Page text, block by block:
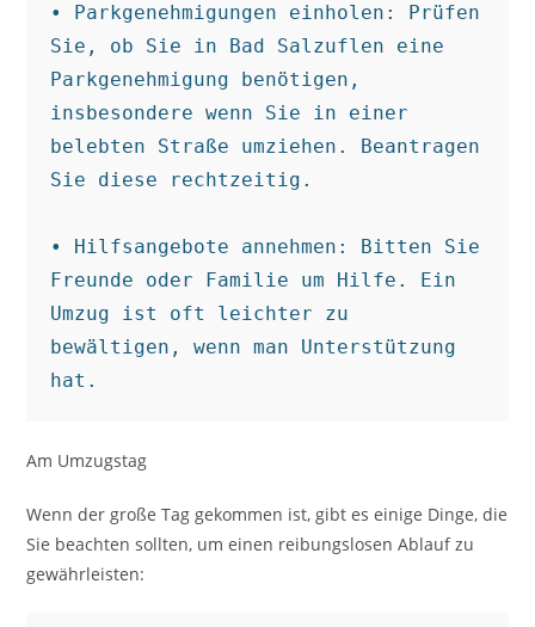
• Parkgenehmigungen einholen: Prüfen
Sie, ob Sie in Bad Salzuflen eine
Parkgenehmigung benötigen,
insbesondere wenn Sie in einer
belebten Straße umziehen. Beantragen
Sie diese rechtzeitig.
• Hilfsangebote annehmen: Bitten Sie
Freunde oder Familie um Hilfe. Ein
Umzug ist oft leichter zu
bewältigen, wenn man Unterstützung
hat.
Am Umzugstag
Wenn der große Tag gekommen ist, gibt es einige Dinge, die
Sie beachten sollten, um einen reibungslosen Ablauf zu
gewährleisten: